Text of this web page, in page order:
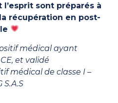
l’esprit sont préparés à
récupération en post-
médical ayant
et validé
médical de classe I –
S.A.S